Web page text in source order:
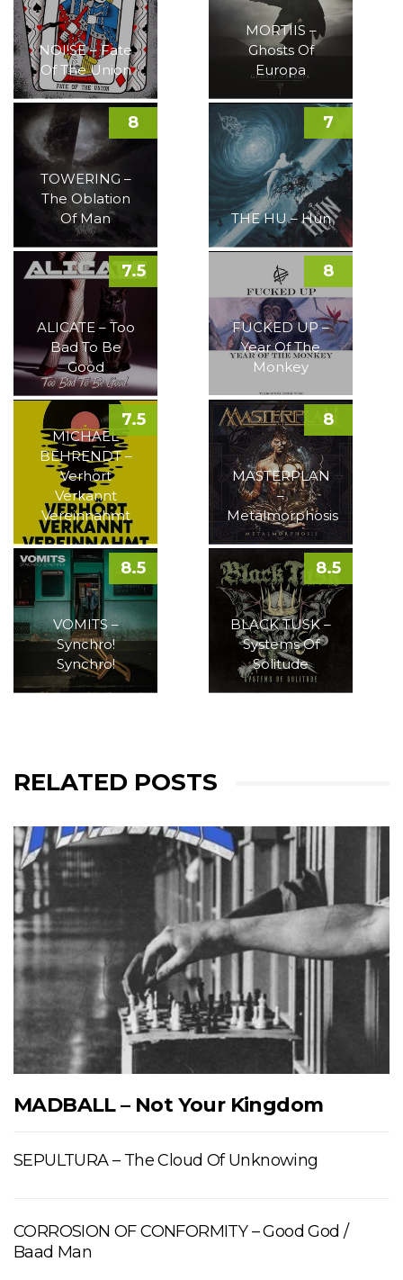
NOI!SE – Fate
Of The Union
MORTIIS –
Ghosts Of
Europa
TOWERING –
The Oblation
Of Man
8
THE HU – Hun
7
ALICATE – Too
Bad To Be
Good
7.5
FUCKED UP –
Year Of The
Monkey
8
MICHAEL
BEHRENDT –
Verhört
Verkannt
Vereinnahmt
7.5
MASTERPLAN
–
Metalmorphosis
8
VOMITS –
Synchro!
Synchro!
8.5
BLACK TUSK –
Systems Of
Solitude
8.5
RELATED POSTS
MADBALL – Not Your Kingdom
SEPULTURA – The Cloud Of Unknowing
CORROSION OF CONFORMITY – Good God /
Baad Man